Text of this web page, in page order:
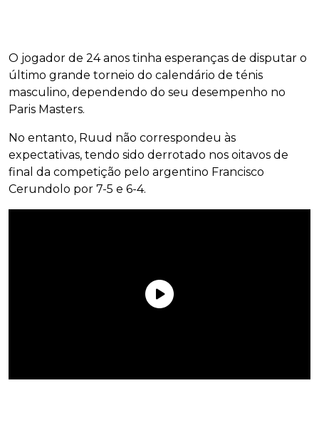
O jogador de 24 anos tinha esperanças de disputar o
último grande torneio do calendário de ténis
masculino, dependendo do seu desempenho no
Paris Masters.
No entanto, Ruud não correspondeu às
expectativas, tendo sido derrotado nos oitavos de
final da competição pelo argentino Francisco
Cerundolo por 7-5 e 6-4.